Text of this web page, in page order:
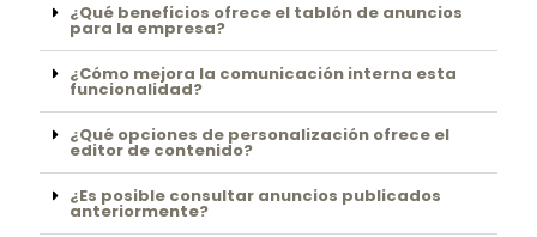
¿Qué beneficios ofrece el tablón de anuncios
para la empresa?
¿Cómo mejora la comunicación interna esta
funcionalidad?
¿Qué opciones de personalización ofrece el
editor de contenido?
¿Es posible consultar anuncios publicados
anteriormente?